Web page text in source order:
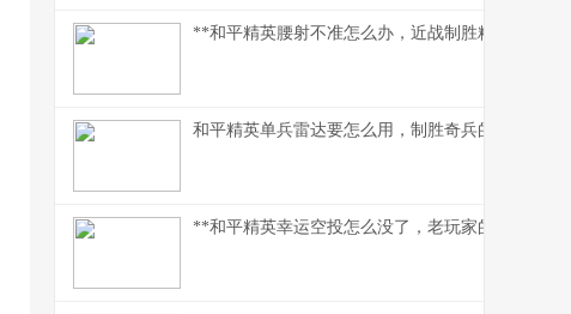
**和平精英腰射不准怎么办，近战制胜精准度提升
和平精英单兵雷达要怎么用，制胜奇兵的信号艺术
**和平精英幸运空投怎么没了，老玩家的深度分析